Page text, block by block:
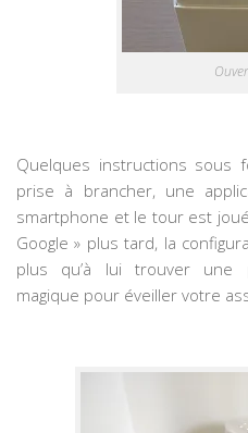
Quelques instructions sous
prise à brancher, une
smartphone et le tour est
Google » plus tard, la
plus qu’à lui trouver
magique pour éveiller votre